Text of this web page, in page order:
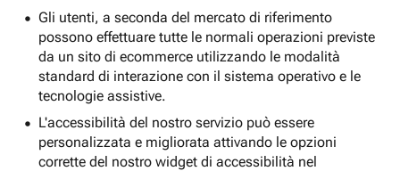
Gli utenti, a seconda del mercato di riferimento
possono effettuare tutte le normali operazioni previste
da un sito di ecommerce utilizzando le modalità
standard di interazione con il sistema operativo e le
tecnologie assistive.
L'accessibilità del nostro servizio può essere
personalizzata e migliorata attivando le opzioni
corrette del nostro widget di accessibilità nel